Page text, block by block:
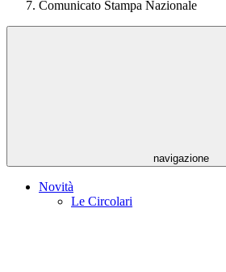
Comunicato Stampa Nazionale
navigazione
Novità
Le Circolari